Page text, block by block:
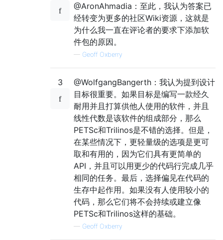
@AronAhmadia：至此，我认为答案已
经转变为更多的社区Wiki资源，这就是
为什么我一直在评论者的要求下添加软
件包的原因。
— Geoff Oxberry
3
@WolfgangBangerth：我认为提到设计
目标很重要。如果目标是编写一款经久
耐用并且打算供他人使用的软件，并且
线性代数是该软件的组成部分，那么
PETSc和Trilinos是不错的选择。但是，
在某些情况下，更轻量级的选项是更可
取和有用的，因为它们具有更简单的
API，并且可以用更少的代码行完成几乎
相同的任务。最后，选择偏见在代码的
生存中起作用。如果没有人使用较小的
代码，那么它们将不会持续或建立像
PETSc和Trilinos这样的基础。
— Geoff Oxberry